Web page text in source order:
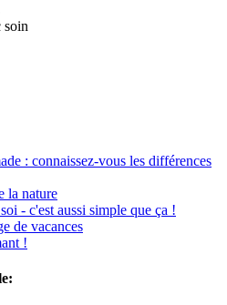
soin
: connaissez-vous les différences
la nature
- c'est aussi simple que ça !
de vacances
!